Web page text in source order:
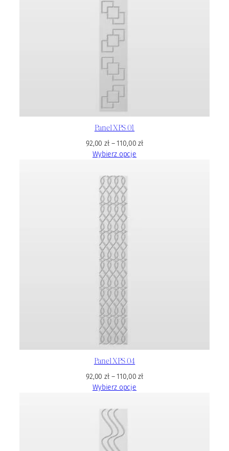
Panel XPS 01
92,00zł– 110,00zł
Wybierz opcje
Panel XPS 04
92,00zł– 110,00zł
Wybierz opcje